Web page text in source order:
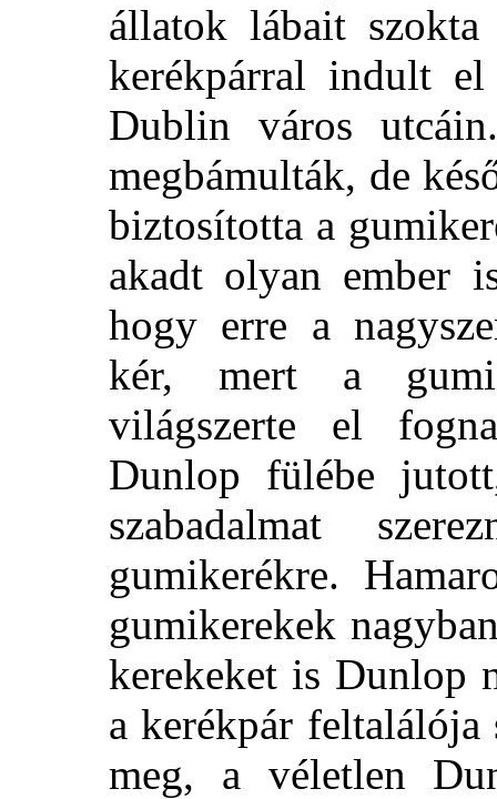
állatok lábait
kerékpárral indult
Dublin város
megbámulták, de
biztosította a
akadt olyan ember
hogy erre a
kér, mert a
világszerte el
Dunlop fülébe
szabadalmat
gumikerékre.
gumikerekek
kerekeket is Dunlop
a kerékpár feltalálója
meg, a véletlen